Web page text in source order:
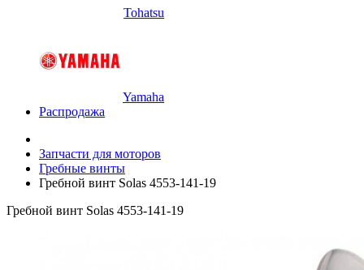
Tohatsu
Yamaha
Распродажа
Запчасти для моторов
Гребные винты
Гребной винт Solas 4553-141-19
Гребной винт Solas 4553-141-19